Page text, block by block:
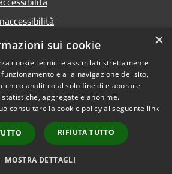
illeciti
Copyright © 2026 • Comune di
Bormio • Powered by
Municipium•
Accesso
redazione
×
sui cookie
cookie tecnici e assimilati strettamente
e alla navigazione del sito,
analitico al solo fine di elaborare
aggregate e anonime.
consultare la cookie policy al seguente link
RIFIUTA TUTTO
MOSTRA DETTAGLI